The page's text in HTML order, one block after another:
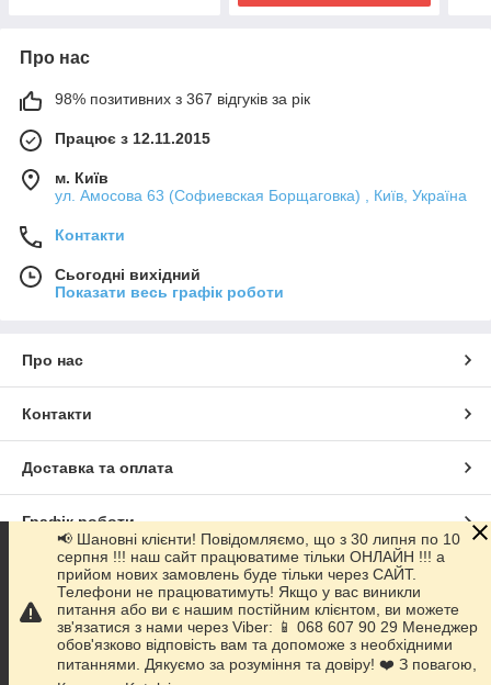
Про нас
98% позитивних з 367 відгуків за рік
Працює з 12.11.2015
м. Київ
ул. Амосова 63 (Софиевская Борщаговка) , Київ, Україна
Контакти
Сьогодні вихідний
Показати весь графік роботи
Про нас
Контакти
Доставка та оплата
Графік роботи
Повна версія сайту
Сайт створено на маркетплейсі Prom.ua
📢 Шановні клієнти! Повідомляємо, що з 30 липня по 10
серпня !!! наш сайт працюватиме тільки ОНЛАЙН !!! а
прийом нових замовлень буде тільки через САЙТ.
Телефони не працюватимуть! Якщо у вас виникли
питання або ви є нашим постійним клієнтом, ви можете
зв'язатися з нами через Viber: 📱 068 607 90 29 Менеджер
обов'язково відповість вам та допоможе з необхідними
питаннями. Дякуємо за розуміння та довіру! ❤️ З повагою,